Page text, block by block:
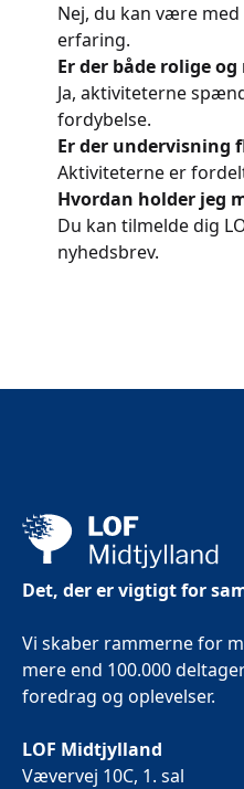
Nej, du kan være
erfaring.
Er der både rolige
Ja, aktiviteterne
fordybelse.
Er der undervisning
Aktiviteterne er
Hvordan holder jeg
Du kan tilmelde dig
nyhedsbrev.
Det, der er vigtigt for
Vi skaber rammerne for
mere end 100.000
foredrag og oplevelser.
LOF Midtjylland
Vævervej 10C, 1. sal